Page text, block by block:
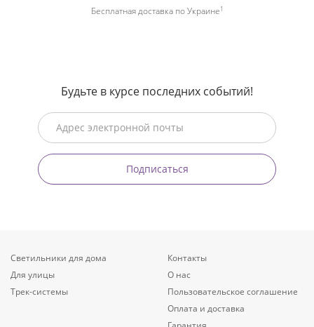
Бесплатная доставка по Украине1
Будьте в курсе последних событий!
Подписаться
Светильники для дома
Для улицы
Трек-системы
Контакты
О нас
Пользовательское соглашение
Оплата и доставка